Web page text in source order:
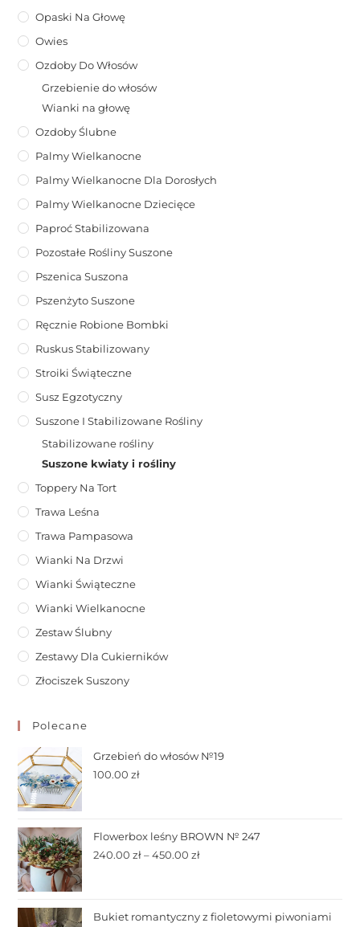
Opaski Na Głowę
Owies
Ozdoby Do Włosów
Grzebienie do włosów
Wianki na głowę
Ozdoby Ślubne
Palmy Wielkanocne
Palmy Wielkanocne Dla Dorosłych
Palmy Wielkanocne Dziecięce
Paproć Stabilizowana
Pozostałe Rośliny Suszone
Pszenica Suszona
Pszenżyto Suszone
Ręcznie Robione Bombki
Ruskus Stabilizowany
Stroiki Świąteczne
Susz Egzotyczny
Suszone I Stabilizowane Rośliny
Stabilizowane rośliny
Suszone kwiaty i rośliny
Toppery Na Tort
Trawa Leśna
Trawa Pampasowa
Wianki Na Drzwi
Wianki Świąteczne
Wianki Wielkanocne
Zestaw Ślubny
Zestawy Dla Cukierników
Złociszek Suszony
Polecane
Grzebień do włosów №19
100.00zł
Flowerbox leśny BROWN № 247
240.00zł – 450.00zł
Bukiet romantyczny z fioletowymi piwoniami